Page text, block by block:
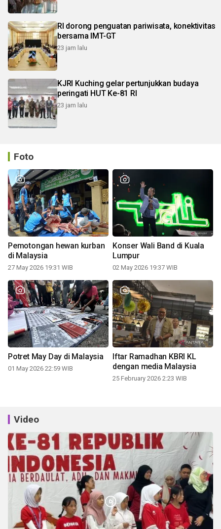
RI dorong penguatan pariwisata, konektivitas
bersama IMT-GT
23 jam lalu
KJRI Kuching gelar pertunjukkan budaya
peringati HUT Ke-81 RI
23 jam lalu
Foto
Pemotongan hewan kurban
di Malaysia
27 May 2026 19:31 WIB
Konser Wali Band di Kuala
Lumpur
02 May 2026 19:37 WIB
Potret May Day di Malaysia
01 May 2026 22:59 WIB
Iftar Ramadhan KBRI KL
dengan media Malaysia
25 February 2026 2:23 WIB
Video